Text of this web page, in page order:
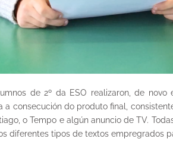
de 2º da ESO realizaron, de
a consecución do produto final,
o Tempo e algún anuncio de TV.
diferentes tipos de textos empregrados